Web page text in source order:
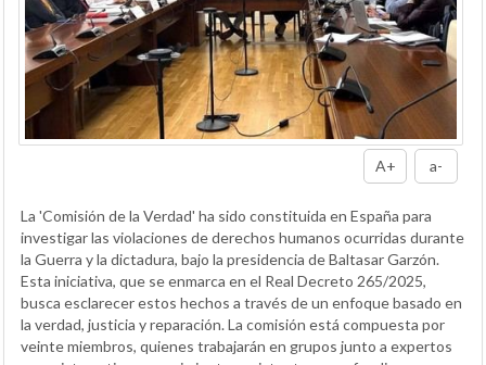
A+ a-
La 'Comisión de la Verdad' ha sido constituida en España para
investigar las violaciones de derechos humanos ocurridas durante
la Guerra y la dictadura, bajo la presidencia de Baltasar Garzón.
Esta iniciativa, que se enmarca en el Real Decreto 265/2025,
busca esclarecer estos hechos a través de un enfoque basado en
la verdad, justicia y reparación. La comisión está compuesta por
veinte miembros, quienes trabajarán en grupos junto a expertos